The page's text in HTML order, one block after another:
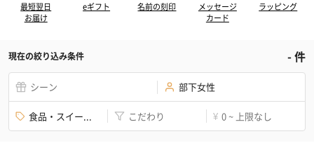
最短翌日
お届け
eギフト 名前の刻印
メッセージ
カード
ラッピング
現在の絞り込み条件 -件
シーン 部下女性
食品・スイー... こだわり ¥ 0 ~ 上限なし